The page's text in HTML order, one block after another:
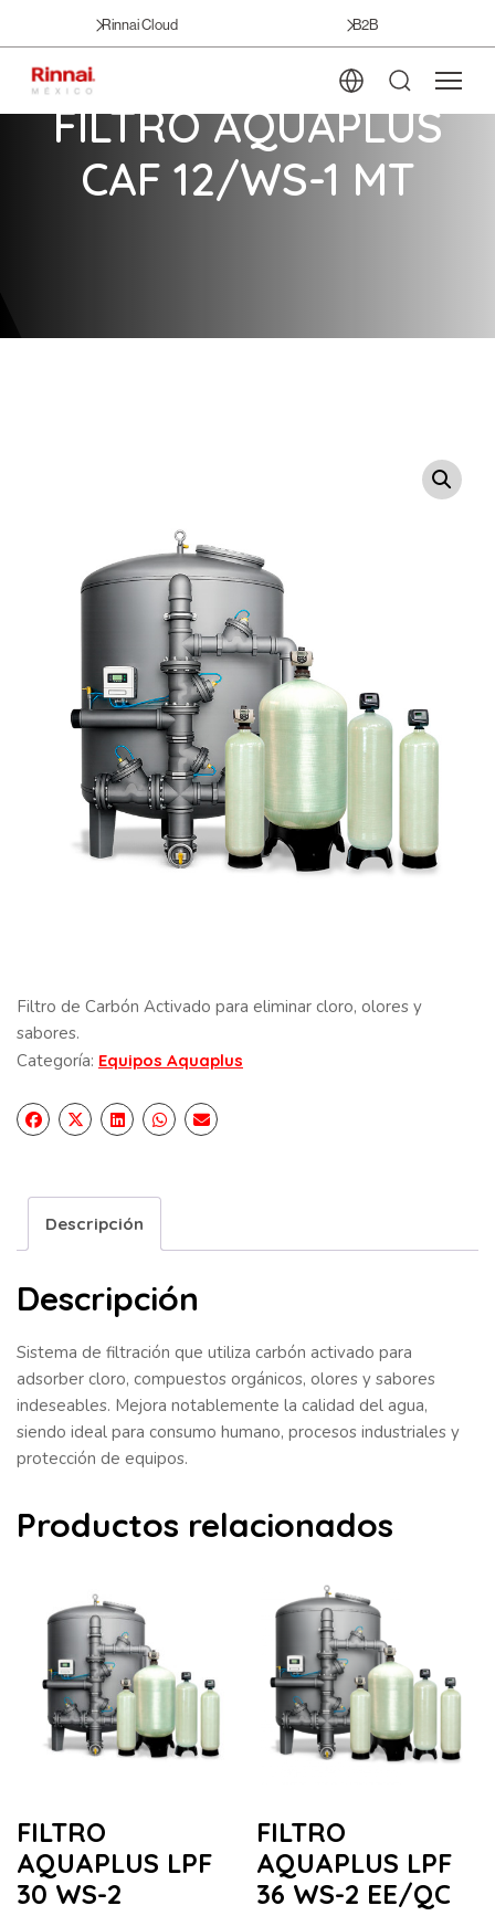
Rinnai Cloud B2B
FILTRO AQUAPLUS
CAF 12/WS-1 MT
Filtro de Carbón Activado para eliminar cloro, olores y
sabores.
Categoría: Equipos Aquaplus
Descripción
Descripción
Sistema de filtración que utiliza carbón activado para
adsorber cloro, compuestos orgánicos, olores y sabores
indeseables. Mejora notablemente la calidad del agua,
siendo ideal para consumo humano, procesos industriales y
protección de equipos.
Productos relacionados
FILTRO
AQUAPLUS LPF
30 WS-2
FILTRO
AQUAPLUS LPF
36 WS-2 EE/QC